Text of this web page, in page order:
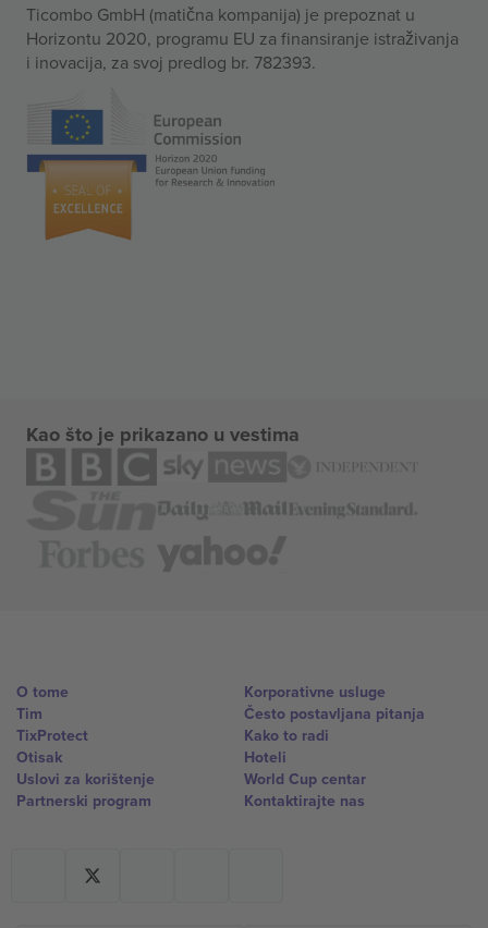
Ticombo GmbH (matična kompanija) je prepoznat u
Horizontu 2020, programu EU za finansiranje istraživanja
i inovacija, za svoj predlog br. 782393.
Kao što je prikazano u vestima
O tome
Tim
TixProtect
Otisak
Uslovi za korištenje
Partnerski program
Korporativne usluge
Često postavljana pitanja
Kako to radi
Hoteli
World Cup centar
Kontaktirajte nas